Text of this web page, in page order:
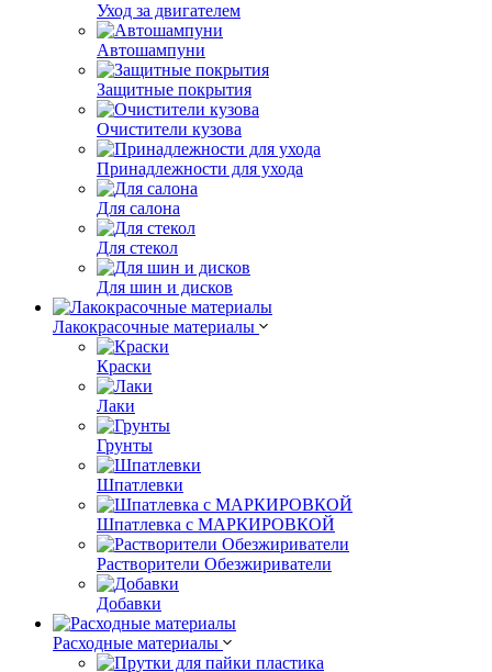
Уход за двигателем
Автошампуни
Защитные покрытия
Очистители кузова
Принадлежности для ухода
Для салона
Для стекол
Для шин и дисков
Лакокрасочные материалы
Краски
Лаки
Грунты
Шпатлевки
Шпатлевка с МАРКИРОВКОЙ
Растворители Обезжириватели
Добавки
Расходные материалы